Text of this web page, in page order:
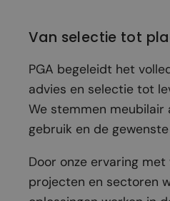
Van selectie tot
PGA begeleidt het
advies en selectie tot
We stemmen meubilair
gebruik en de
Door onze ervaring
projecten en sectoren